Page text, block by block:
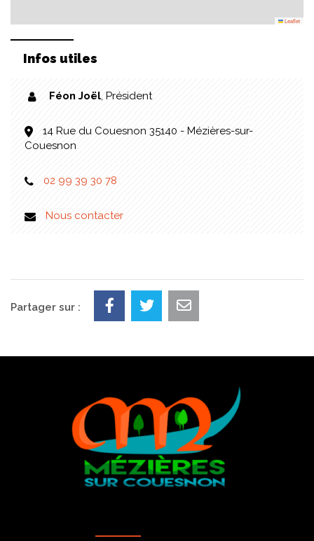
Leaflet
Infos utiles
Féon Joël, Président
14 Rue du Couesnon 35140 - Mézières-sur-
Couesnon
02 99 39 30 78
Nous contacter
Partager sur :